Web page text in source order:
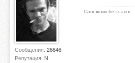
Сообщения: 26646
Репутация: N
Сапожник без сапог